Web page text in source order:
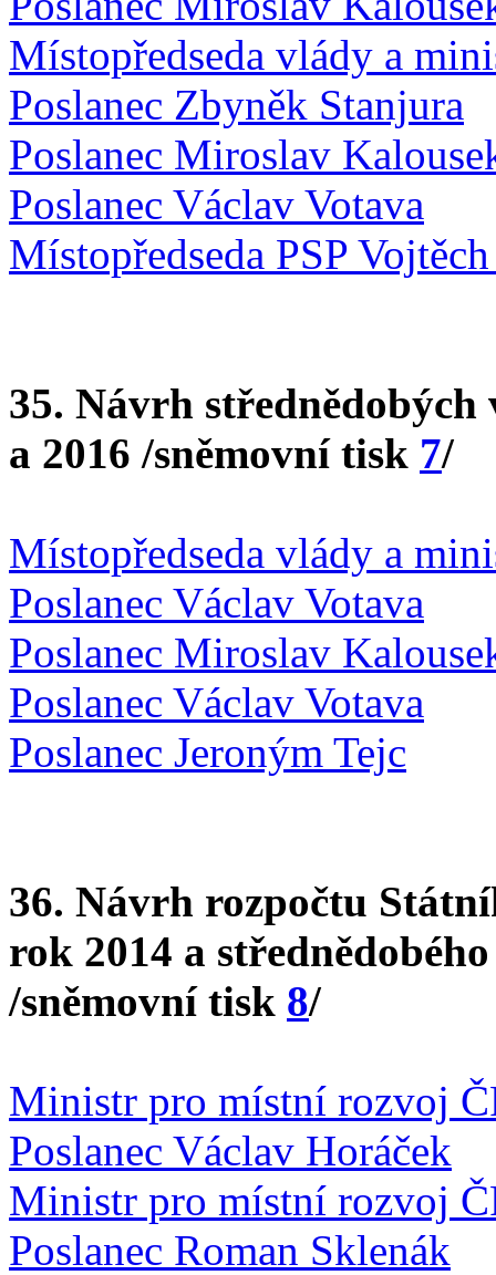
Místopředseda vlády a
Poslanec Zbyněk Stanjura
Poslanec Miroslav
Poslanec Václav Votava
Místopředseda PSP
35. Návrh
a 2016 /sněmovní tisk 7/
Místopředseda vlády a
Poslanec Václav Votava
Poslanec Miroslav
Poslanec Václav Votava
Poslanec Jeroným Tejc
36. Návrh rozpočtu
rok 2014 a
/sněmovní tisk 8/
Ministr pro místní rozvoj
Poslanec Václav Horáček
Ministr pro místní rozvoj
Poslanec Roman Sklenák